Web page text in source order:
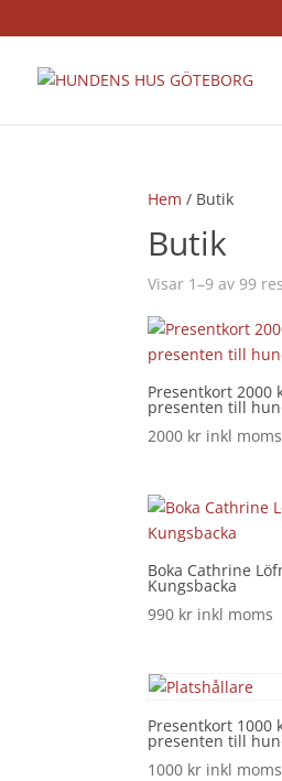
Hem / Butik
Butik
Visar 1–9 av 99
Presentkort 2000
presenten till
2000 kr inkl moms
Boka Cathrine
Kungsbacka
990 kr inkl moms
Presentkort 1000
presenten till
1000 kr inkl moms